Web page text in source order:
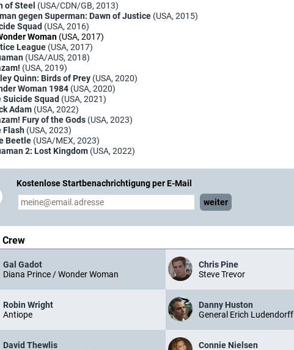
of Steel (USA/CDN/GB, 2013)
gegen Superman: Dawn of Justice (USA, 2015)
Squad (USA, 2016)
Woman (USA, 2017)
League (USA, 2017)
(USA/AUS, 2018)
(USA, 2019)
Quinn: Birds of Prey (USA, 2020)
Woman 1984 (USA, 2020)
Suicide Squad (USA, 2021)
Adam (USA, 2022)
Fury of the Gods (USA, 2023)
Flash (USA, 2023)
Beetle (USA/MEX, 2023)
2: Lost Kingdom (USA, 2022)
Kostenlose Startbenachrichtigung per E-Mail
weiter
Crew
Gal Gadot
Diana Prince / Wonder Woman
Chris Pine
Steve Trevor
Robin Wright
Antiope
Danny Huston
General Erich Ludendorff
David Thewlis
Connie Nielsen